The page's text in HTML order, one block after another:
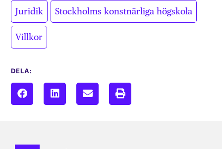
Juridik Stockholms konstnärliga högskola
Villkor
DELA: